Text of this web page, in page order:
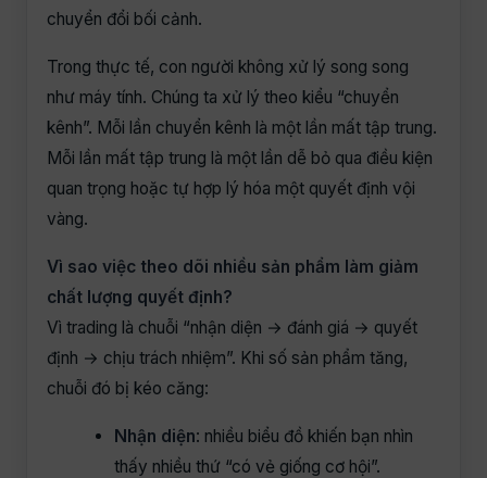
chuyển đổi bối cảnh.
Trong thực tế, con người không xử lý song song
như máy tính. Chúng ta xử lý theo kiểu “chuyển
kênh”. Mỗi lần chuyển kênh là một lần mất tập trung.
Mỗi lần mất tập trung là một lần dễ bỏ qua điều kiện
quan trọng hoặc tự hợp lý hóa một quyết định vội
vàng.
Vì sao việc theo dõi nhiều sản phẩm làm giảm
chất lượng quyết định?
Vì trading là chuỗi “nhận diện → đánh giá → quyết
định → chịu trách nhiệm”. Khi số sản phẩm tăng,
chuỗi đó bị kéo căng:
Nhận diện: nhiều biểu đồ khiến bạn nhìn
thấy nhiều thứ “có vẻ giống cơ hội”.